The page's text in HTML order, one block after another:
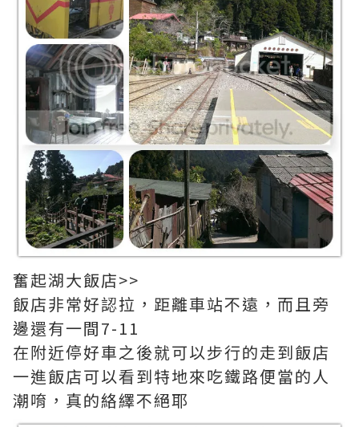
奮起湖大飯店>>
飯店非常好認拉，距離車站不遠，而且旁
邊還有一間7-11
在附近停好車之後就可以步行的走到飯店
一進飯店可以看到特地來吃鐵路便當的人
潮唷，真的絡繹不絕耶